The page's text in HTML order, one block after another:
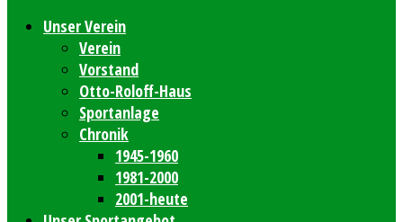
Unser Verein
Verein
Vorstand
Otto-Roloff-Haus
Sportanlage
Chronik
1945-1960
1981-2000
2001-heute